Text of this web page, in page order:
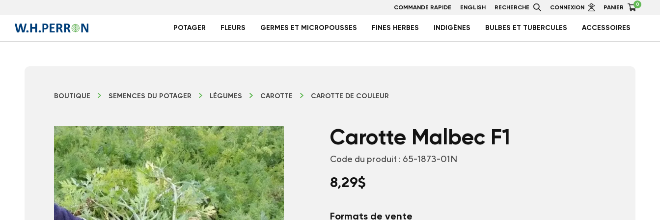
COMMANDE RAPIDE ENGLISH RECHERCHE CONNEXION PANIER 0
POTAGER FLEURS GERMES ET MICROPOUSSES FINES HERBES INDIGÈNES BULBES ET TUBERCULES ACCESSOIRES
BOUTIQUE SEMENCES DU POTAGER LÉGUMES CAROTTE CAROTTE DE COULEUR
Carotte Malbec F1
Code du produit : 65-1873-01N
8,29$
Formats de vente